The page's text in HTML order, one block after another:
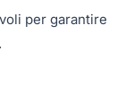
per garantire